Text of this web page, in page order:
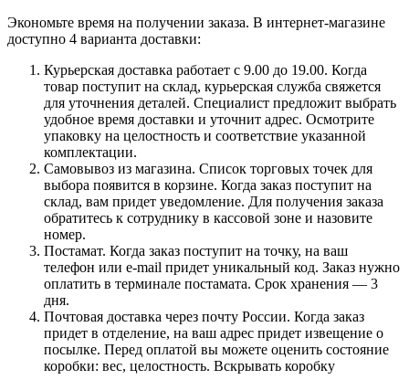
Экономьте время на получении заказа. В интернет-магазине
доступно 4 варианта доставки:
Курьерская доставка работает с 9.00 до 19.00. Когда
товар поступит на склад, курьерская служба свяжется
для уточнения деталей. Специалист предложит выбрать
удобное время доставки и уточнит адрес. Осмотрите
упаковку на целостность и соответствие указанной
комплектации.
Самовывоз из магазина. Список торговых точек для
выбора появится в корзине. Когда заказ поступит на
склад, вам придет уведомление. Для получения заказа
обратитесь к сотруднику в кассовой зоне и назовите
номер.
Постамат. Когда заказ поступит на точку, на ваш
телефон или e-mail придет уникальный код. Заказ нужно
оплатить в терминале постамата. Срок хранения — 3
дня.
Почтовая доставка через почту России. Когда заказ
придет в отделение, на ваш адрес придет извещение о
посылке. Перед оплатой вы можете оценить состояние
коробки: вес, целостность. Вскрывать коробку